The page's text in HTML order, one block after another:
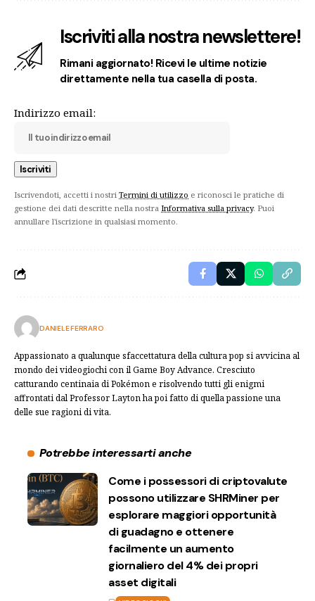
Iscriviti alla nostra newslettere!
Rimani aggiornato! Ricevi le ultime notizie
direttamente nella tua casella di posta.
Indirizzo email:
Iscrivendoti, accetti i nostri Termini di utilizzo e riconosci le pratiche di
gestione dei dati descritte nella nostra Informativa sulla privacy. Puoi
annullare l'iscrizione in qualsiasi momento.
DANIELE FERRARO
Appassionato a qualunque sfaccettatura della cultura pop si avvicina al
mondo dei videogiochi con il Game Boy Advance. Cresciuto
catturando centinaia di Pokémon e risolvendo tutti gli enigmi
affrontati dal Professor Layton ha poi fatto di quella passione una
delle sue ragioni di vita.
Potrebbe interessarti anche
Come i possessori di criptovalute
possono utilizzare SHRMiner per
esplorare maggiori opportunità
di guadagno e ottenere
facilmente un aumento
giornaliero del 4% dei propri
asset digitali